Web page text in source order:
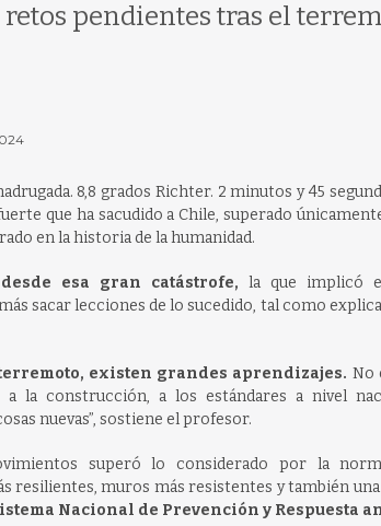
pendientes tras el
8,8 grados Richter. 2 minutos y 45
que ha sacudido a Chile, superado
en la historia de la humanidad.
esa gran catástrofe, la que implicó
sacar lecciones de lo sucedido, tal como explica
existen grandes aprendizajes. No
a la construcción, a los estándares a nivel
nuevas”, sostiene el profesor.
superó lo considerado por la
resilientes, muros más resistentes y también
Nacional de Prevención y Respuesta